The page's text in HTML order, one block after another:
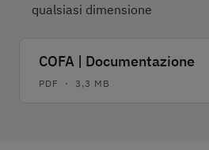
qualsiasi dimensione
COFA | Documentazione
PDF ・ 3,3 MB